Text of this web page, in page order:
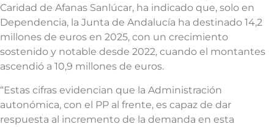
Caridad de Afanas Sanlúcar, ha indicado que, solo en
Dependencia, la Junta de Andalucía ha destinado 14,2
millones de euros en 2025, con un crecimiento
sostenido y notable desde 2022, cuando el montantes
ascendió a 10,9 millones de euros.
“Estas cifras evidencian que la Administración
autonómica, con el PP al frente, es capaz de dar
respuesta al incremento de la demanda en esta